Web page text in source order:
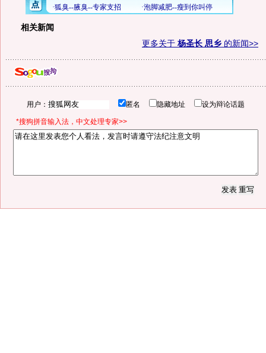
相关新闻
更多关于 杨圣长 思乡 的新闻>>
用户： 匿名 隐藏地址 设为辩论话题
*搜狗拼音输入法，中文处理专家>>